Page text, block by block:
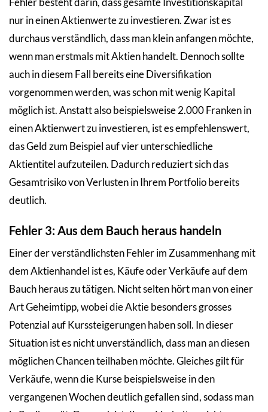
nur in einen Aktienwerte zu investieren. Zwar ist es
durchaus verständlich, dass man klein anfangen möchte,
wenn man erstmals mit Aktien handelt. Dennoch sollte
auch in diesem Fall bereits eine Diversifikation
vorgenommen werden, was schon mit wenig Kapital
möglich ist. Anstatt also beispielsweise 2.000 Franken in
einen Aktienwert zu investieren, ist es empfehlenswert,
das Geld zum Beispiel auf vier unterschiedliche
Aktientitel aufzuteilen. Dadurch reduziert sich das
Gesamtrisiko von Verlusten in Ihrem Portfolio bereits
deutlich.
Fehler 3: Aus dem Bauch heraus handeln
Einer der verständlichsten Fehler im Zusammenhang mit
dem Aktienhandel ist es, Käufe oder Verkäufe auf dem
Bauch heraus zu tätigen. Nicht selten hört man von einer
Art Geheimtipp, wobei die Aktie besonders grosses
Potenzial auf Kurssteigerungen haben soll. In dieser
Situation ist es nicht unverständlich, dass man an diesen
möglichen Chancen teilhaben möchte. Gleiches gilt für
Verkäufe, wenn die Kurse beispielsweise in den
vergangenen Wochen deutlich gefallen sind, sodass man